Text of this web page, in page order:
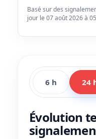
Basé sur des
jour le 07 août 2026 à
6 h 24
Évolution